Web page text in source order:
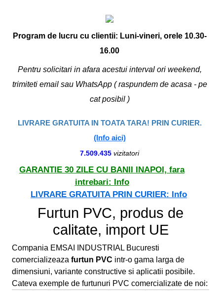
Program de lucru cu clientii: Luni-vineri, orele 10.30-
16.00
Pentru solicitari in afara acestui interval ori weekend,
trimiteti email sau WhatsApp ( raspundem de acasa - pe
cat posibil )
LIVRARE GRATUITA IN TOATA TARA! PRIN CURIER.
(Info aici)
7.509.435 vizitatori
GARANTIE 30 ZILE CU BANII INAPOI, fara
intrebari:
Info
LIVRARE GRATUITA PRIN CURIER:
Info
Furtun PVC, produs de
calitate, import UE
Compania EMSAI INDUSTRIAL Bucuresti
comercializeaza furtun PVC intr-o gama larga de
dimensiuni, variante constructive si aplicatii posibile.
Cateva exemple de furtunuri PVC comercializate de noi: